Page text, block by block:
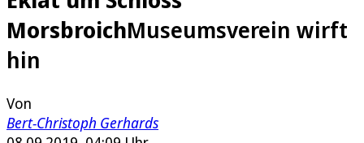
MorsbroichMuseumsverein wirft
hin
Von
Bert-Christoph Gerhards